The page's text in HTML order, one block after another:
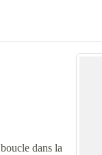
dans la